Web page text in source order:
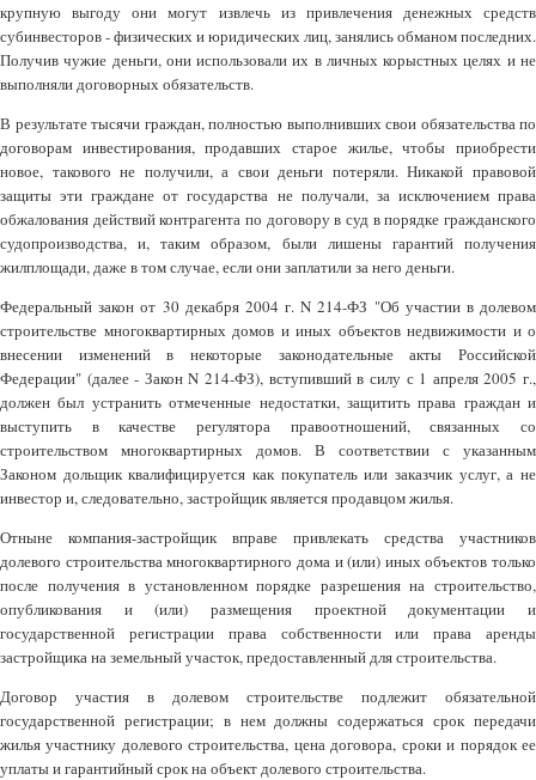
крупную выгоду они могут извлечь из привлечения денежных средств
субинвесторов - физических и юридических лиц, занялись обманом последних.
Получив чужие деньги, они использовали их в личных корыстных целях и не
выполняли договорных обязательств.
В результате тысячи граждан, полностью выполнивших свои обязательства по
договорам инвестирования, продавших старое жилье, чтобы приобрести
новое, такового не получили, а свои деньги потеряли. Никакой правовой
защиты эти граждане от государства не получали, за исключением права
обжалования действий контрагента по договору в суд в порядке гражданского
судопроизводства, и, таким образом, были лишены гарантий получения
жилплощади, даже в том случае, если они заплатили за него деньги.
Федеральный закон от 30 декабря 2004 г. N 214-ФЗ "Об участии в долевом
строительстве многоквартирных домов и иных объектов недвижимости и о
внесении изменений в некоторые законодательные акты Российской
Федерации" (далее - Закон N 214-ФЗ), вступивший в силу с 1 апреля 2005 г.,
должен был устранить отмеченные недостатки, защитить права граждан и
выступить в качестве регулятора правоотношений, связанных со
строительством многоквартирных домов. В соответствии с указанным
Законом дольщик квалифицируется как покупатель или заказчик услуг, а не
инвестор и, следовательно, застройщик является продавцом жилья.
Отныне компания-застройщик вправе привлекать средства участников
долевого строительства многоквартирного дома и (или) иных объектов только
после получения в установленном порядке разрешения на строительство,
опубликования и (или) размещения проектной документации и
государственной регистрации права собственности или права аренды
застройщика на земельный участок, предоставленный для строительства.
Договор участия в долевом строительстве подлежит обязательной
государственной регистрации; в нем должны содержаться срок передачи
жилья участнику долевого строительства, цена договора, сроки и порядок ее
уплаты и гарантийный срок на объект долевого строительства.